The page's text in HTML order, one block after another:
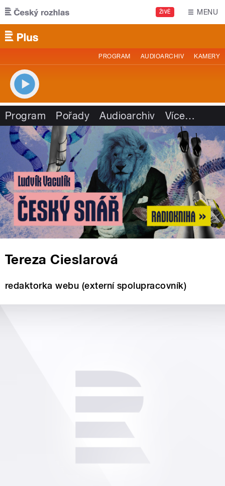
Přejít k hlavnímu obsahu
ŽIVĚ MENU
PROGRAM AUDIOARCHIV KAMERY
Program Pořady Audioarchiv Více…
Tereza Cieslarová
redaktorka webu (externí spolupracovník)